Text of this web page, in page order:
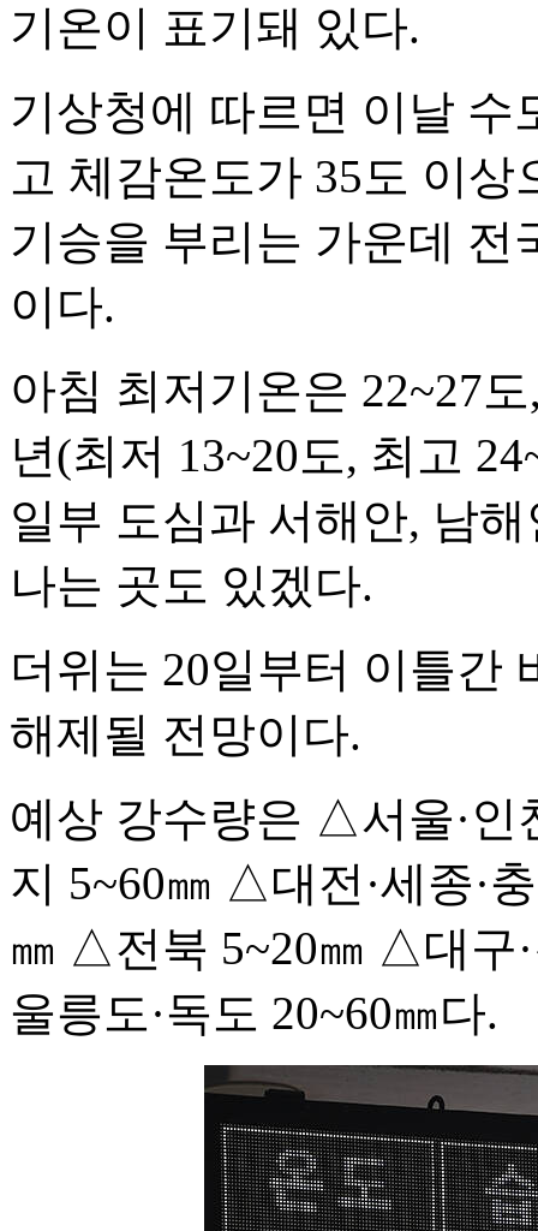
기온이 표기돼 있다.
기상청에 따르면 이날 수
고 체감온도가 35도 이
기승을 부리는 가운데 전
이다.
아침 최저기온은 22~27
년(최저 13~20도, 최고
일부 도심과 서해안, 남
나는 곳도 있겠다.
더위는 20일부터 이틀간
해제될 전망이다.
예상 강수량은 △서울·인
지 5~60㎜ △대전·세종·
㎜ △전북 5~20㎜ △대구
울릉도·독도 20~60㎜다.